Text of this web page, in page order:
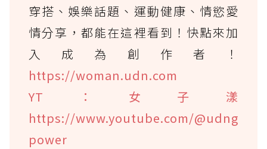
穿搭、娛樂話題、運動健康、情慾愛
情分享，都能在這裡看到！快點來加
入成為創作者！
https://woman.udn.com
YT：女子漾
https://www.youtube.com/@udng
power